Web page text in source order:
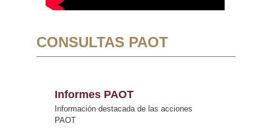
CONSULTAS PAOT
Informes PAOT
Información destacada de las acciones
PAOT